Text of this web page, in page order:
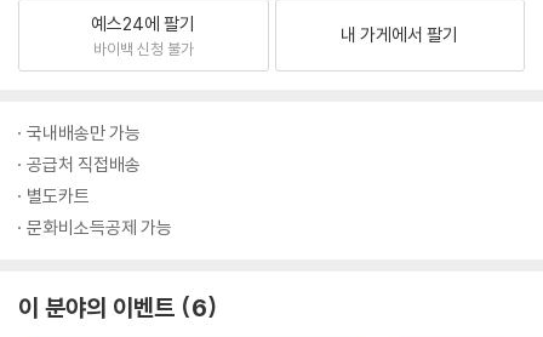
예스24에 팔기
바이백 신청 불가
내 가게에서 팔기
국내배송만 가능
공급처 직접배송
별도카트
문화비소득공제 가능
이 분야의 이벤트 6